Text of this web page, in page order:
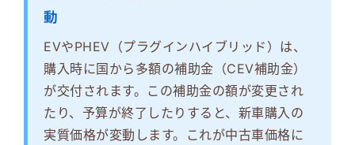
動
EVやPHEV（プラグインハイブリッド）は、
購入時に国から多額の補助金（CEV補助金）
が交付されます。この補助金の額が変更され
たり、予算が終了したりすると、新車購入の
実質価格が変動します。これが中古車価格に